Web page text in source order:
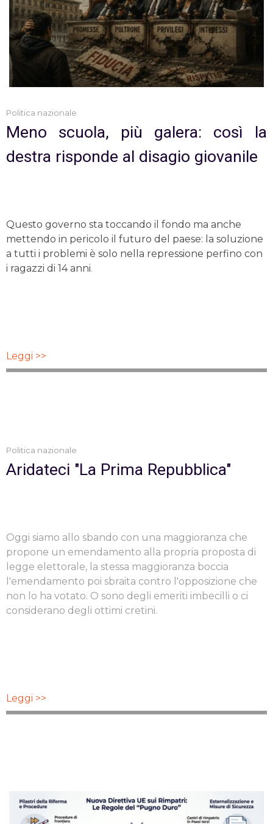
Politica nazionale
Meno scuola, più galera: così la
destra risponde al disagio giovanile
Questo governo sta toccando il fondo ma anche
mettendo in pericolo il futuro del paese: la soluzione
a tutti i problemi è solo nella repressione perfino con
i ragazzi di 14 anni.
Leggi >>
Politica nazionale
Aridateci "La Prima Repubblica"
Oggi siamo allo sbando con una maggioranza che
propone un emendamento alla propria proposta di
legge elettorale, la stessa maggioranza boccia
l'emendamento poi sbraita contro l'opposizione che
non lo ha votato. O sono degli emeriti imbecilli o ci
considerano degli ottimi cretini.
Leggi >>